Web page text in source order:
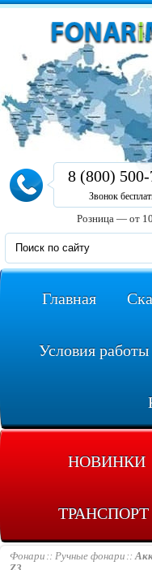
8 (800)
Звонок
Розница — от
Главная
Условия работы
НОВИНКИ
ТРАНСПОРТ
Фонари Ручные фонари